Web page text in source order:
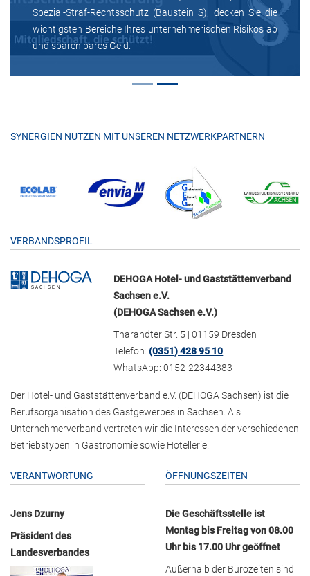
Spezial-Straf-Rechtsschutz (Baustein S), decken Sie die
wichtigsten Bereiche Ihres unternehmerischen Risikos ab
und sparen bares Geld.
SYNERGIEN NUTZEN MIT UNSEREN NETZWERKPARTNERN
VERBANDSPROFIL
DEHOGA Hotel- und Gaststättenverband
Sachsen e.V.
(DEHOGA Sachsen e.V.)
Tharandter Str. 5 | 01159 Dresden
Telefon:(0351) 428 95 10
WhatsApp: 0152-22344383
Der Hotel- und Gaststättenverband e.V. (DEHOGA Sachsen) ist die
Berufsorganisation des Gastgewerbes in Sachsen. Als
Unternehmerverband vertreten wir die Interessen der verschiedenen
Betriebstypen in Gastronomie sowie Hotellerie.
VERANTWORTUNG
Jens Dzurny
Präsident des
Landesverbandes
ÖFFNUNGSZEITEN
Die Geschäftsstelle ist
Montag bis Freitag von 08.00
Uhr bis 17.00 Uhr geöffnet
Außerhalb der Bürozeiten sind